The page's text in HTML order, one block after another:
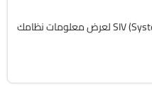
تحميل برنامج SIV (System Information Viewer) لعرض معلومات نظامك